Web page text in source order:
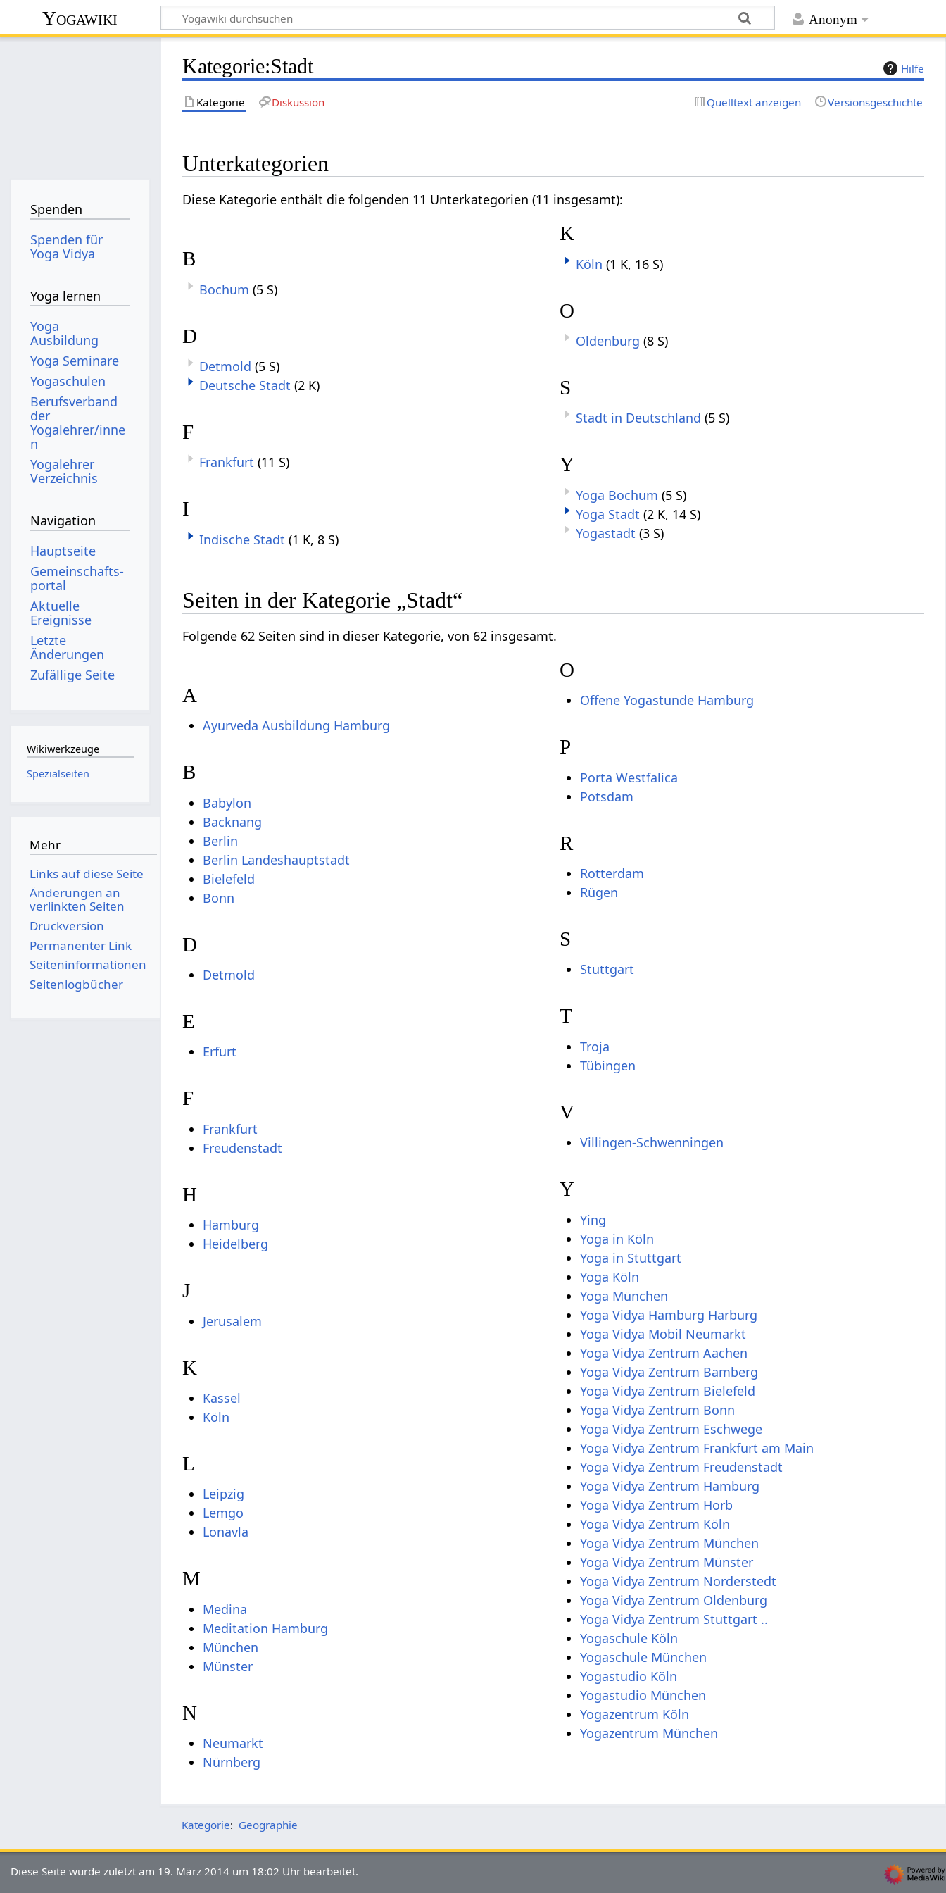
Anonym
Yogawiki
Hilfe
Kategorie:Stadt
Kategorie Diskussion Quelltext anzeigen Versionsgeschichte
Unterkategorien
Diese Kategorie enthält die folgenden 11 Unterkategorien (11 insgesamt):
B
Bochum (5 S)
D
Detmold (5 S)
Deutsche Stadt (2 K)
F
Frankfurt (11 S)
I
Indische Stadt (1 K, 8 S)
K
Köln (1 K, 16 S)
O
Oldenburg (8 S)
S
Stadt in Deutschland (5 S)
Y
Yoga Bochum (5 S)
Yoga Stadt (2 K, 14 S)
Yogastadt (3 S)
Seiten in der Kategorie „Stadt“
Folgende 62 Seiten sind in dieser Kategorie, von 62 insgesamt.
A
Ayurveda Ausbildung Hamburg
B
Babylon
Backnang
Berlin
Berlin Landeshauptstadt
Bielefeld
Bonn
D
Detmold
E
Erfurt
F
Frankfurt
Freudenstadt
H
Hamburg
Heidelberg
J
Jerusalem
K
Kassel
Köln
L
Leipzig
Lemgo
Lonavla
M
Medina
Meditation Hamburg
München
Münster
N
Neumarkt
Nürnberg
O
Offene Yogastunde Hamburg
P
Porta Westfalica
Potsdam
R
Rotterdam
Rügen
S
Stuttgart
T
Troja
Tübingen
V
Villingen-Schwenningen
Y
Ying
Yoga in Köln
Yoga in Stuttgart
Yoga Köln
Yoga München
Yoga Vidya Hamburg Harburg
Yoga Vidya Mobil Neumarkt
Yoga Vidya Zentrum Aachen
Yoga Vidya Zentrum Bamberg
Yoga Vidya Zentrum Bielefeld
Yoga Vidya Zentrum Bonn
Yoga Vidya Zentrum Eschwege
Yoga Vidya Zentrum Frankfurt am Main
Yoga Vidya Zentrum Freudenstadt
Yoga Vidya Zentrum Hamburg
Yoga Vidya Zentrum Horb
Yoga Vidya Zentrum Köln
Yoga Vidya Zentrum München
Yoga Vidya Zentrum Münster
Yoga Vidya Zentrum Norderstedt
Yoga Vidya Zentrum Oldenburg
Yoga Vidya Zentrum Stuttgart ..
Yogaschule Köln
Yogaschule München
Yogastudio Köln
Yogastudio München
Yogazentrum Köln
Yogazentrum München
Kategorie: Geographie
Spenden
Spenden für
Yoga Vidya
Yoga lernen
Yoga
Ausbildung
Yoga Seminare
Yogaschulen
Berufsverband
der
Yogalehrer/inne
n
Yogalehrer
Verzeichnis
Navigation
Hauptseite
Gemeinschafts­
portal
Aktuelle
Ereignisse
Letzte
Änderungen
Zufällige Seite
Wikiwerkzeuge
Spezialseiten
Mehr
Links auf diese Seite
Änderungen an
verlinkten Seiten
Druckversion
Permanenter Link
Seiten­­informationen
Seitenlogbücher
Diese Seite wurde zuletzt am 19. März 2014 um 18:02 Uhr bearbeitet.